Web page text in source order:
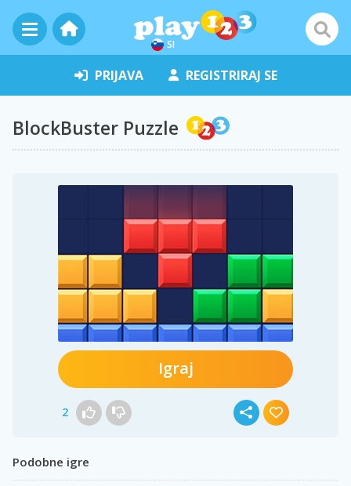
SI
PRIJAVA REGISTRIRAJ SE
BlockBuster Puzzle
Igraj
2
Podobne igre